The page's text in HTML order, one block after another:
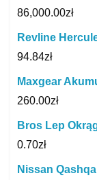
86,000.00zł
Revline
94.84zł
Maxgear
260.00zł
Bros Lep
0.70zł
Nissan